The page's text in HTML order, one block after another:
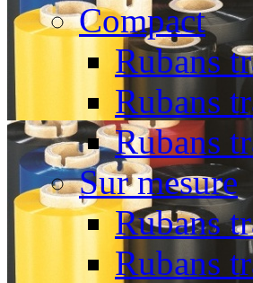
Compact
Rubans
Rubans
Rubans
Sur mesure
Rubans
Rubans